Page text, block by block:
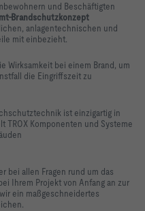
und Beschäftigten
Brandschutzkonzept
anlagentechnischen und
mit einbezieht.
Wirksamkeit bei einem Brand, um
die Eingriffszeit zu
ist einzigartig in
TROX Komponenten und Systeme
bei allen Fragen rund um das
Ihrem Projekt von Anfang an zur
ein maßgeschneidertes